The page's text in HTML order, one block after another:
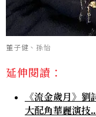
董子健、孫怡
延伸閱讀：
《流金歲月》
大配角華麗演技